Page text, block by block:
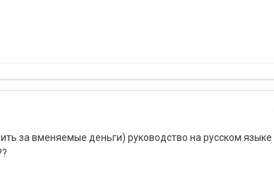
за вменяемые деньги) руководство на русском языке